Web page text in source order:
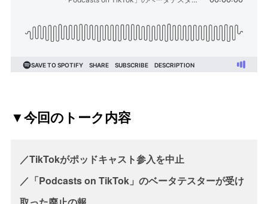
▼今回のトーク内容
／TikTokがポッドキャスト参入を中止
／「Podcasts on TikTok」のベータテスターが受け